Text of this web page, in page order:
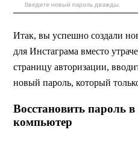
Итак, вы успешно создали
для Инстаграма вместо
страницу авторизации,
новый пароль, который
Восстановить пароль
компьютер